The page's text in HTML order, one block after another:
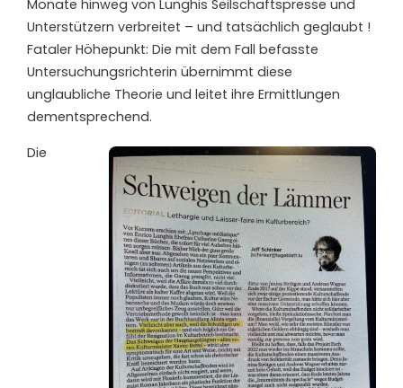
Monate hinweg von Lunghis Seilschaftspresse und
Unterstützern verbreitet – und tatsächlich geglaubt !
Fataler Höhepunkt: Die mit dem Fall befasste
Untersuchungsrichterin übernimmt diese
unglaubliche Theorie und leitet ihre Ermittlungen
dementsprechend.
Die